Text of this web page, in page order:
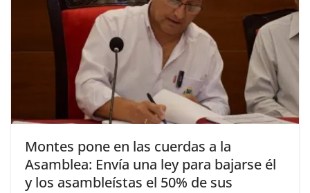
Montes pone en las cuerdas a la
Asamblea: Envía una ley para bajarse él
y los asambleístas el 50% de sus